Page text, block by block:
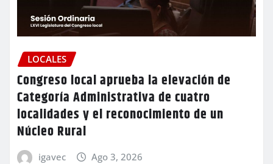
LOCALES
Congreso local aprueba la elevación de
Categoría Administrativa de cuatro
localidades y el reconocimiento de un
Núcleo Rural
igavec Ago 3, 2026